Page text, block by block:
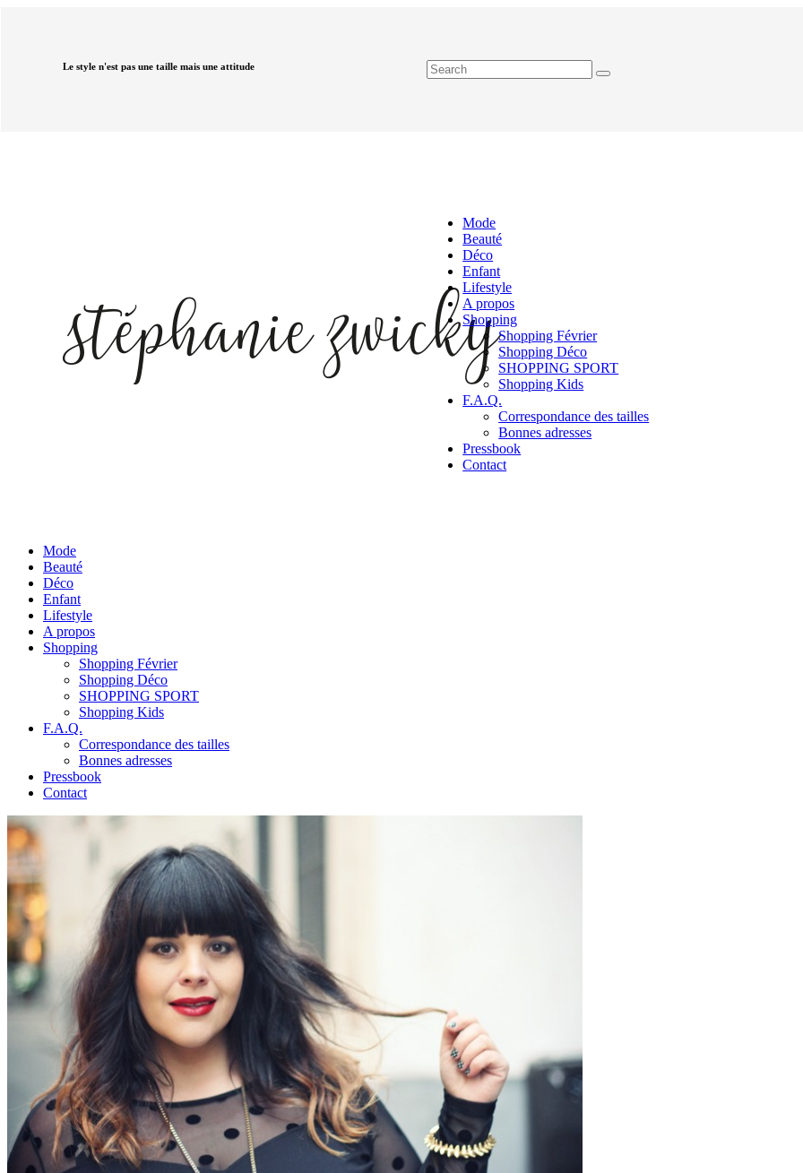
Le style n'est pas une taille mais une attitude
Mode
Beauté
Déco
Enfant
Lifestyle
A propos
Shopping
Shopping Février
Shopping Déco
SHOPPING SPORT
Shopping Kids
F.A.Q.
Correspondance des tailles
Bonnes adresses
Pressbook
Contact
Mode
Beauté
Déco
Enfant
Lifestyle
A propos
Shopping
Shopping Février
Shopping Déco
SHOPPING SPORT
Shopping Kids
F.A.Q.
Correspondance des tailles
Bonnes adresses
Pressbook
Contact